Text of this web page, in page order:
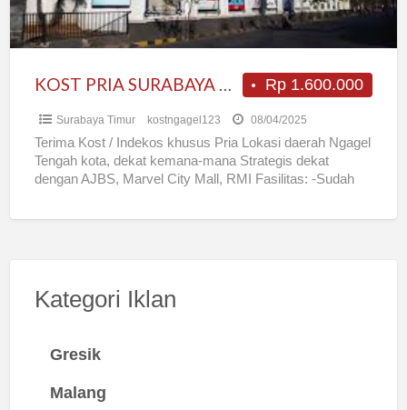
Rp 1.600.000
KOST PRIA SURABAYA TENGAH KOTA
Surabaya Timur kostngagel123 08/04/2025
Terima Kost / Indekos khusus Pria Lokasi daerah Ngagel
Tengah kota, dekat kemana-mana Strategis dekat
dengan AJBS, Marvel City Mall, RMI Fasilitas: -Sudah
Kategori Iklan
Gresik
Malang